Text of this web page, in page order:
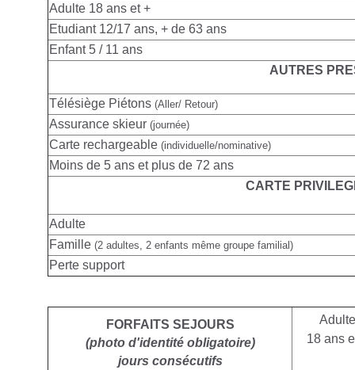
Adulte 18 ans et +
Etudiant 12/17 ans, + de 63 ans
Enfant 5 / 11 ans
AUTRES
Télésiège Piétons (Aller/ Retour)
Assurance skieur (journée)
Carte rechargeable (individuelle/nominative)
Moins de 5 ans et plus de 72 ans
CARTE
Adulte
Famille (2 adultes, 2 enfants même groupe familial)
Perte support
FORFAITS SEJOURS
(photo d'identité obligatoire)
jours consécutifs
Adulte
18 ans